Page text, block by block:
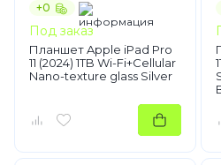
+0
Под заказ
Планшет Apple iPad Pro
11 (2024) 1TB Wi-Fi+Cellular
Nano-texture glass Silver